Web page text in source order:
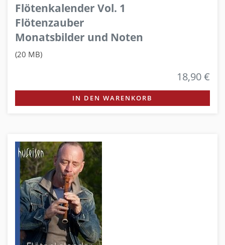
Flötenkalender Vol. 1
Flötenzauber
Monatsbilder und Noten
(20 MB)
18,90 €
IN DEN WARENKORB